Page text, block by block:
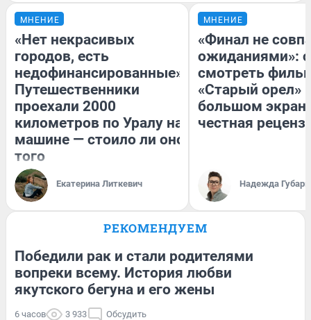
МНЕНИЕ
«Нет некрасивых
городов, есть
недофинансированные».
Путешественники
проехали 2000
километров по Уралу на
машине — стоило ли оно
того
Екатерина Литкевич
МНЕНИЕ
«Финал не
ожиданиями»:
смотреть
«Старый орел»
большом
честная
Надежда Губарь
РЕКОМЕНДУЕМ
Победили рак и стали родителями
вопреки всему. История любви
якутского бегуна и его жены
6 часов 3 933 Обсудить